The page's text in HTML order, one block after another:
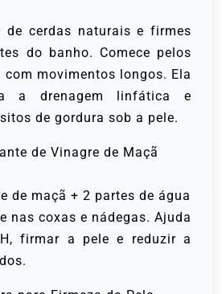
de cerdas naturais e firmes
do banho. Comece pelos
com movimentos longos. Ela
a drenagem linfática e
de gordura sob a pele.
de Vinagre de Maçã
de maçã + 2 partes de água
nas coxas e nádegas. Ajuda
firmar a pele e reduzir a